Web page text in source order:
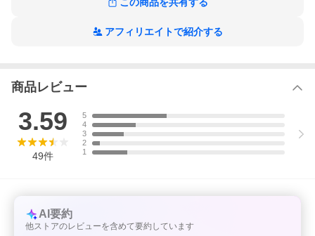
ブラケット固定用ネジ
されないトラブルの報告を受けています。Appleによる改善をお待
この商品を共有する
アフィリエイトで紹介する
商品レビュー
3.59
49件
5
4
3
2
1
AI要約
他ストアのレビューを含めて要約しています